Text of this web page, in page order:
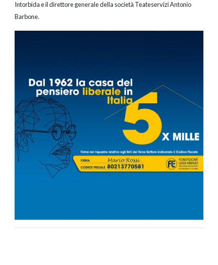
Intorbida e il direttore generale della società Teateservizi Antonio
Barbone.